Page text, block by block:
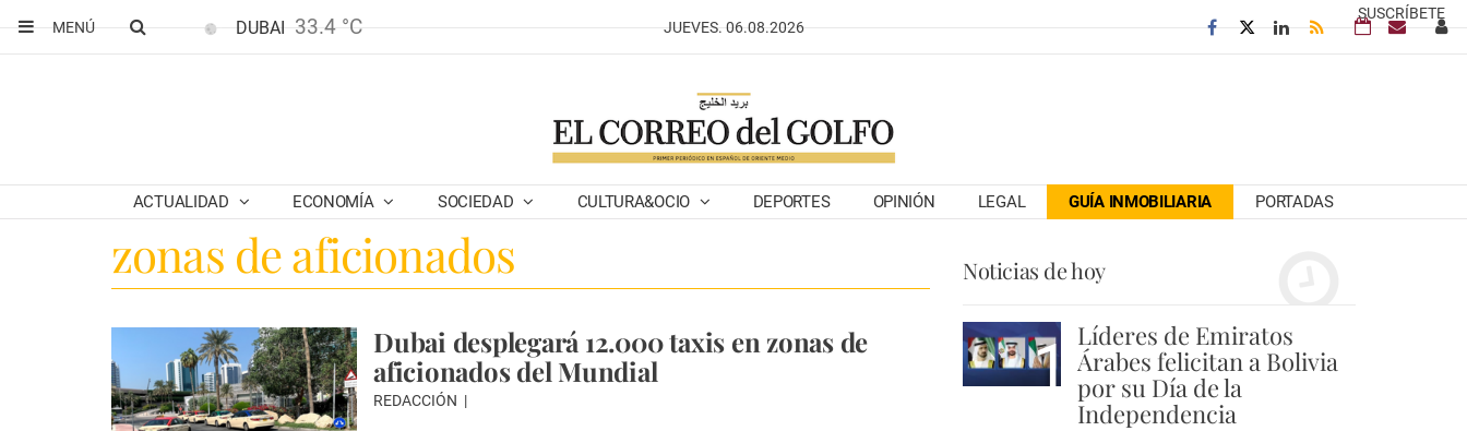
SUSCRÍBETE
MENÚ
DUBAI 33.4 °C JUEVES. 06.08.2026
ACTUALIDAD ECONOMÍA SOCIEDAD CULTURA&OCIO DEPORTES OPINIÓN LEGAL GUÍA INMOBILIARIA PORTADAS
zonas de aficionados
Dubai desplegará 12.000 taxis en zonas de
aficionados del Mundial
REDACCIÓN
Noticias de hoy
1 Líderes de Emiratos
Árabes felicitan a Bolivia
por su Día de la
Independencia